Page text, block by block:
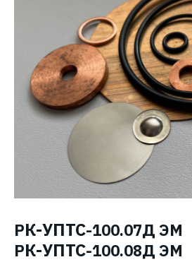
РК-УПТС-100.07Д ЭМ
РК-УПТС-100.08Д ЭМ